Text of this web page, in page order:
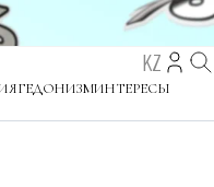
KZ
ГЕДОНИЗМИНТЕРЕСЫ